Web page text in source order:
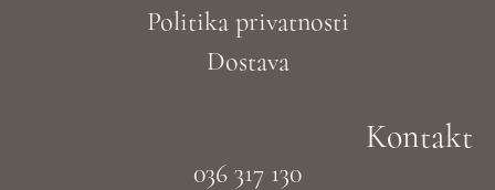
Politika privatnosti
Dostava
Kontakt
036 317 130